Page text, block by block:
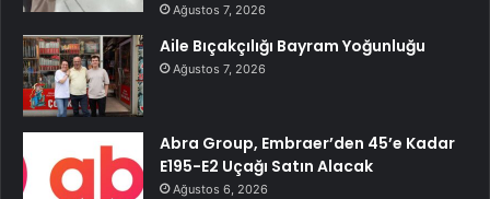
Ağustos 7, 2026
Aile Bıçakçılığı Bayram Yoğunluğu
Ağustos 7, 2026
Abra Group, Embraer’den 45’e Kadar
E195-E2 Uçağı Satın Alacak
Ağustos 6, 2026